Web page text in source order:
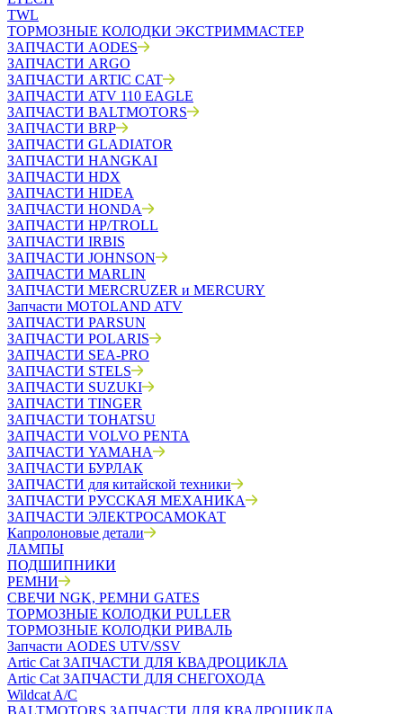
TWL
ТОРМОЗНЫЕ КОЛОДКИ ЭКСТРИММАСТЕР
ЗАПЧАСТИ AODES
ЗАПЧАСТИ ARGO
ЗАПЧАСТИ ARTIC CAT
ЗАПЧАСТИ ATV 110 EAGLE
ЗАПЧАСТИ BALTMOTORS
ЗАПЧАСТИ BRP
ЗАПЧАСТИ GLADIATOR
ЗАПЧАСТИ HANGKAI
ЗАПЧАСТИ HDX
ЗАПЧАСТИ HIDEA
ЗАПЧАСТИ HONDA
ЗАПЧАСТИ HP/TROLL
ЗАПЧАСТИ IRBIS
ЗАПЧАСТИ JOHNSON
ЗАПЧАСТИ MARLIN
ЗАПЧАСТИ MERCRUZER и MERCURY
Запчасти MOTOLAND ATV
ЗАПЧАСТИ PARSUN
ЗАПЧАСТИ POLARIS
ЗАПЧАСТИ SEA-PRO
ЗАПЧАСТИ STELS
ЗАПЧАСТИ SUZUKI
ЗАПЧАСТИ TINGER
ЗАПЧАСТИ TOHATSU
ЗАПЧАСТИ VOLVO PENTA
ЗАПЧАСТИ YAMAHA
ЗАПЧАСТИ БУРЛАК
ЗАПЧАСТИ для китайской техники
ЗАПЧАСТИ РУССКАЯ МЕХАНИКА
ЗАПЧАСТИ ЭЛЕКТРОСАМОКАТ
Капролоновые детали
ЛАМПЫ
ПОДШИПНИКИ
РЕМНИ
СВЕЧИ NGK, РЕМНИ GATES
ТОРМОЗНЫЕ КОЛОДКИ PULLER
ТОРМОЗНЫЕ КОЛОДКИ РИВАЛЬ
Запчасти AODES UTV/SSV
Artic Cat ЗАПЧАСТИ ДЛЯ КВАДРОЦИКЛА
Artic Cat ЗАПЧАСТИ ДЛЯ СНЕГОХОДА
Wildcat A/C
BALTMOTORS ЗАПЧАСТИ ДЛЯ КВАДРОЦИКЛА